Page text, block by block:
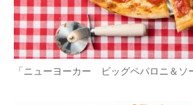
製造業のIT導入・活用を支援
モノづくり技術者専門サイト
「ニューヨーカー ビッグペパロニ＆ソ